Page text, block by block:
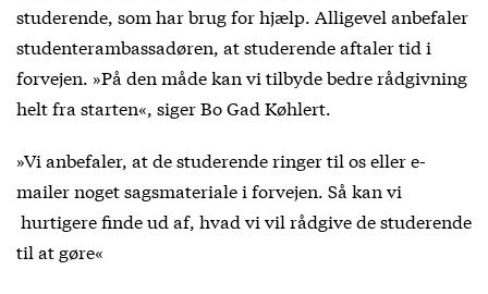
studerende, som har brug for hjælp. Alligevel anbefaler
studenterambassadøren, at studerende aftaler tid i
forvejen. »På den måde kan vi tilbyde bedre rådgivning
helt fra starten«, siger Bo Gad Køhlert.
»Vi anbefaler, at de studerende ringer til os eller e-
mailer noget sagsmateriale i forvejen. Så kan vi
hurtigere finde ud af, hvad vi vil rådgive de studerende
til at gøre«